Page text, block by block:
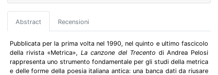
Abstract Recensioni
Pubblicata per la prima volta nel 1990, nel quinto e ultimo fascicolo
della rivista «Metrica»,La canzone del Trecento di Andrea Pelosi
rappresenta uno strumento fondamentale per gli studi della metrica
e delle forme della poesia italiana antica: una banca dati da riusare